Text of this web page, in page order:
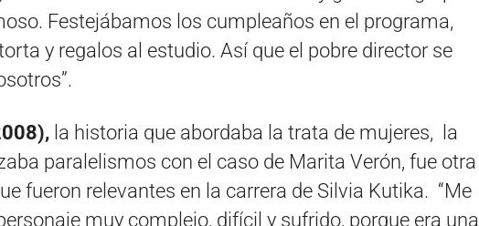
Festejábamos los cumpleaños en el programa,
y regalos al estudio. Así que el pobre director se
la historia que abordaba la trata de mujeres, la
paralelismos con el caso de Marita Verón, fue otra
fueron relevantes en la carrera de Silvia Kutika. “Me
muy complejo, difícil y sufrido, porque era una